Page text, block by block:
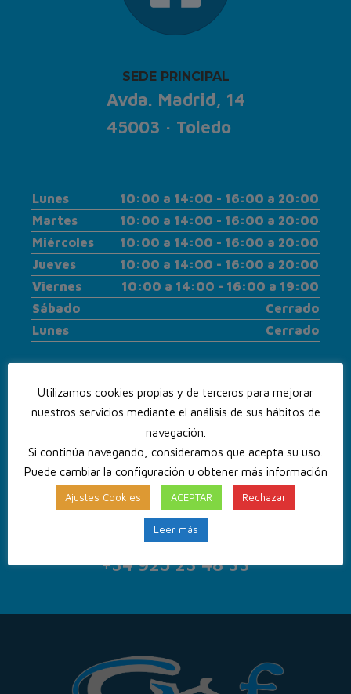
SEDE PRINCIPAL
Avda. Madrid, 14
45003 · Toledo
Lunes
10:00 a 14:00 - 16:00 a 20:00
Martes
10:00 a 14:00 - 16:00 a 20:00
Miércoles
10:00 a 14:00 - 16:00 a 20:00
Jueves
10:00 a 14:00 - 16:00 a 20:00
Viernes
10:00 a 14:00 - 16:00 a 19:00
Sábado
Cerrado
Lunes
Cerrado
CONTACTA CON NOSOTROS
+34 925 23 48 33
Utilizamos cookies propias y de terceros para mejorar
nuestros servicios mediante el análisis de sus hábitos de
navegación.
Si continúa navegando, consideramos que acepta su uso.
Puede cambiar la configuración u obtener más información
Ajustes Cookies ACEPTAR Rechazar
Leer más